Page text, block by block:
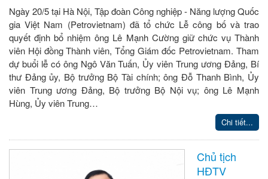
Ngày 20/5 tại Hà Nội, Tập đoàn Công nghiệp - Năng lượng Quốc
gia Việt Nam (Petrovietnam) đã tổ chức Lễ công bố và trao
quyết định bổ nhiệm ông Lê Mạnh Cường giữ chức vụ Thành
viên Hội đồng Thành viên, Tổng Giám đốc Petrovietnam. Tham
dự buổi lễ có ông Ngô Văn Tuấn, Ủy viên Trung ương Đảng, Bí
thư Đảng ủy, Bộ trưởng Bộ Tài chính; ông Đỗ Thanh Bình, Ủy
viên Trung ương Đảng, Bộ trưởng Bộ Nội vụ; ông Lê Mạnh
Hùng, Ủy viên Trung…
Chi tiết...
Chủ tịch
HĐTV